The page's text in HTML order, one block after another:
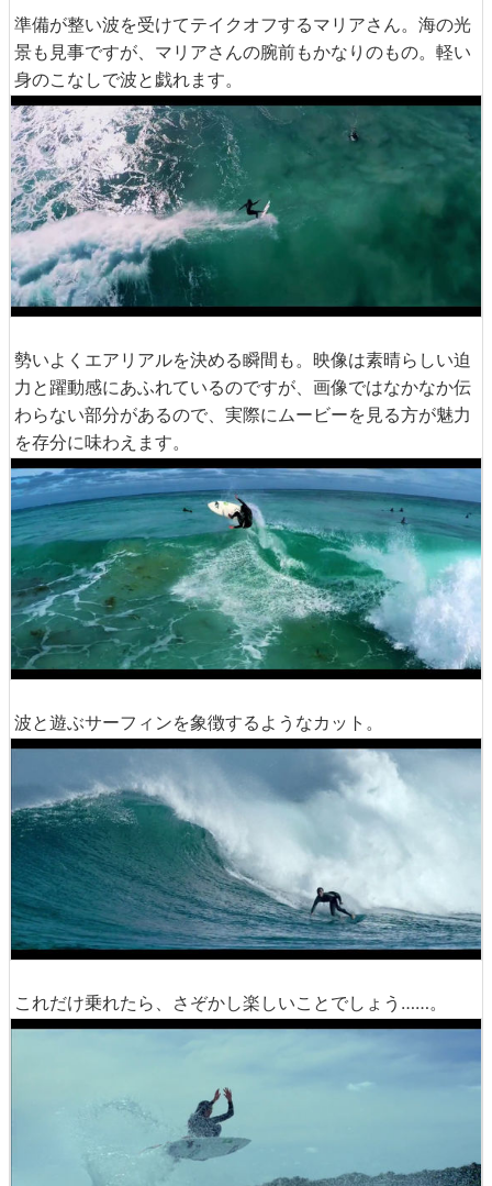
準備が整い波を受けてテイクオフするマリアさん。海の光
景も見事ですが、マリアさんの腕前もかなりのもの。軽い
身のこなしで波と戯れます。
勢いよくエアリアルを決める瞬間も。映像は素晴らしい迫
力と躍動感にあふれているのですが、画像ではなかなか伝
わらない部分があるので、実際にムービーを見る方が魅力
を存分に味わえます。
波と遊ぶサーフィンを象徴するようなカット。
これだけ乗れたら、さぞかし楽しいことでしょう……。